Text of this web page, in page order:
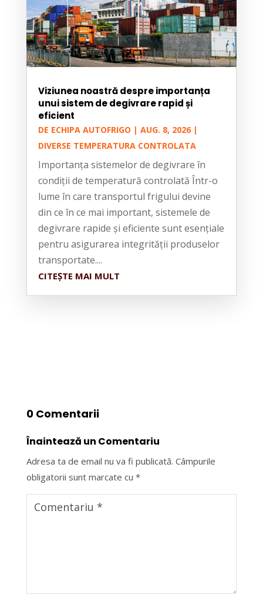
Viziunea noastră despre importanța
unui sistem de degivrare rapid și
eficient
DE ECHIPA AUTOFRIGO | AUG. 8, 2026|
DIVERSE TEMPERATURA CONTROLATA
Importanța sistemelor de degivrare în
condiții de temperatură controlată Într-o
lume în care transportul frigului devine
din ce în ce mai important, sistemele de
degivrare rapide și eficiente sunt esențiale
pentru asigurarea integrității produselor
transportate....
CITEȘTE MAI MULT
0 Comentarii
Înaintează un Comentariu
Adresa ta de email nu va fi publicată. Câmpurile
obligatorii sunt marcate cu *